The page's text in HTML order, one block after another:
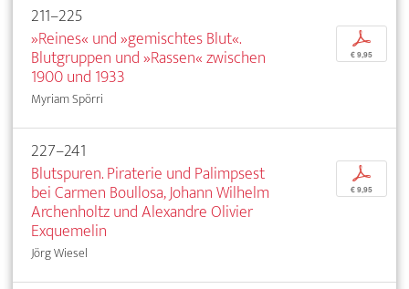
211–225
»Reines« und »gemischtes Blut«.
Blutgruppen und »Rassen« zwischen
1900 und 1933
Myriam Spörri
p
€ 9,95
227–241
Blutspuren. Piraterie und Palimpsest
bei Carmen Boullosa, Johann Wilhelm
Archenholtz und Alexandre Olivier
Exquemelin
Jörg Wiesel
p
€ 9,95